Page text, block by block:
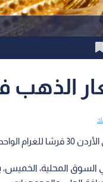
الذهب
الواحد